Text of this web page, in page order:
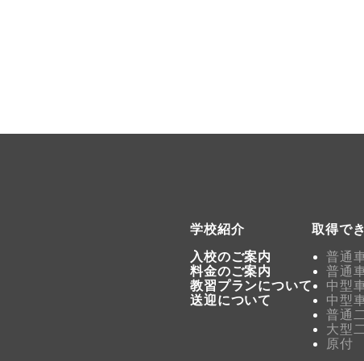
学校紹介
入校のご案内
料金のご案内
教習プランについて
送迎について
取得で
普通
普通
中型
中型
普通
大型
原付